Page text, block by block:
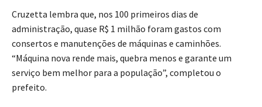
Cruzetta lembra que, nos 100 primeiros dias de
administração, quase R$ 1 milhão foram gastos com
consertos e manutenções de máquinas e caminhões.
“Máquina nova rende mais, quebra menos e garante um
serviço bem melhor para a população”, completou o
prefeito.